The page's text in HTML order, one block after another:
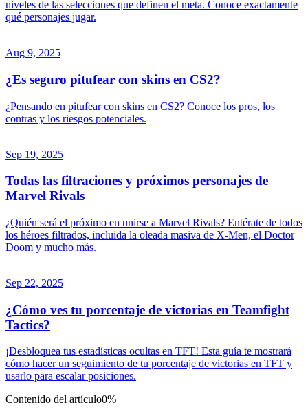
niveles de las selecciones que definen el meta. Conoce exactamente
qué personajes jugar.
Aug 9, 2025
¿Es seguro pitufear con skins en CS2?
¿Pensando en pitufear con skins en CS2? Conoce los pros, los
contras y los riesgos potenciales.
Sep 19, 2025
Todas las filtraciones y próximos personajes de
Marvel Rivals
¿Quién será el próximo en unirse a Marvel Rivals? Entérate de todos
los héroes filtrados, incluida la oleada masiva de X-Men, el Doctor
Doom y mucho más.
Sep 22, 2025
¿Cómo ves tu porcentaje de victorias en Teamfight
Tactics?
¡Desbloquea tus estadísticas ocultas en TFT! Esta guía te mostrará
cómo hacer un seguimiento de tu porcentaje de victorias en TFT y
usarlo para escalar posiciones.
Contenido del artículo0%